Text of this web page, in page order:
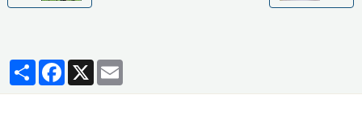
PartagerFacebook
X